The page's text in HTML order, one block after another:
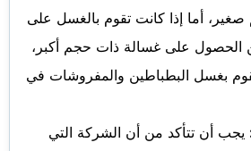
أما إذا كانت تقوم بالغسل على
الحصول على غسالة ذات حجم أكبر،
بغسل البطباطين والمفروشات في
يجب أن تتأكد من أن الشركة التي